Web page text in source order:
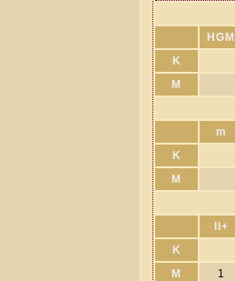
HGM
K
M
m
K
M
II+
K
M
1